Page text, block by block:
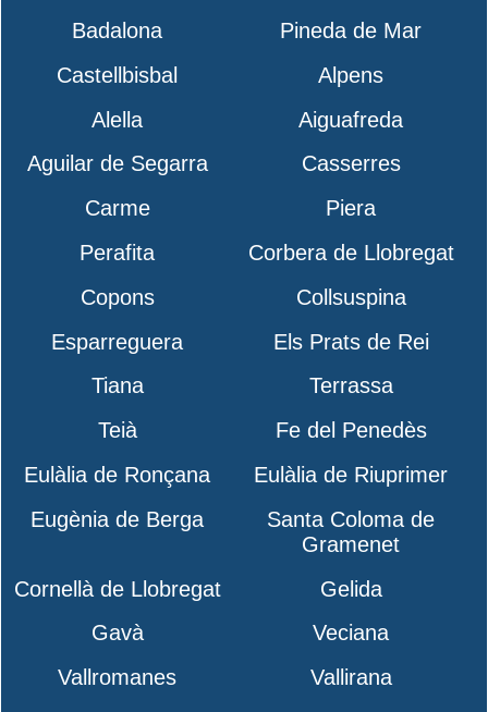
Badalona
Pineda de Mar
Castellbisbal
Alpens
Alella
Aiguafreda
Aguilar de Segarra
Casserres
Carme
Piera
Perafita
Corbera de Llobregat
Copons
Collsuspina
Esparreguera
Els Prats de Rei
Tiana
Terrassa
Teià
Fe del Penedès
Eulàlia de Ronçana
Eulàlia de Riuprimer
Eugènia de Berga
Santa Coloma de
Gramenet
Cornellà de Llobregat
Gelida
Gavà
Veciana
Vallromanes
Vallirana